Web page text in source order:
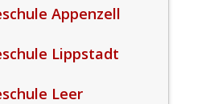
Appenzell
Lippstadt
Leer